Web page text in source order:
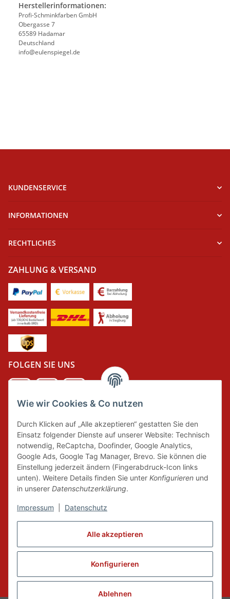
Alle akzeptieren
Konfigurieren
Ablehnen
Wie wir Cookies & Co nutzen
Durch Klicken auf „Alle akzeptieren“ gestatten Sie den
Einsatz folgender Dienste auf unserer Website: Technisch
notwendig, ReCaptcha, Doofinder, Google Analytics,
Google Ads, Google Tag Manager, Brevo. Sie können die
Einstellung jederzeit ändern (Fingerabdruck-Icon links
unten). Weitere Details finden Sie unter Konfigurieren und
in unserer Datenschutzerklärung.
Impressum Datenschutz
Herstellerinformationen:
Profi-Schminkfarben GmbH
Obergasse 7
65589 Hadamar
Deutschland
info@eulenspiegel.de
KUNDENSERVICE
INFORMATIONEN
RECHTLICHES
ZAHLUNG & VERSAND
FOLGEN SIE UNS
Wir tragen Verantwortung und erfüllen unsere
Pflichten zur Systembeteiligung nach dem
Verpackungsgesetz.
FAIRCOMMERCE
Wir sind seit 04.12.2015 Mitglied der Initiative
Vertrag widerrufen
* Alle Preise inkl. gesetzlicher MwSt., zzgl.Versand